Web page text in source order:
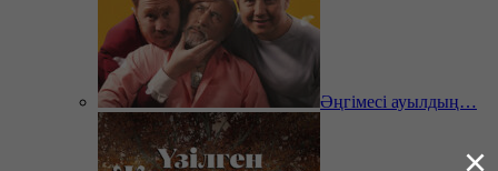
Әңгімесі ауылдың…